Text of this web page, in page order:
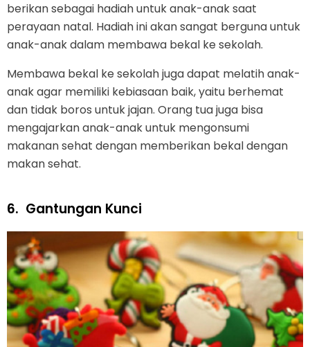
berikan sebagai hadiah untuk anak-anak saat
perayaan natal. Hadiah ini akan sangat berguna untuk
anak-anak dalam membawa bekal ke sekolah.
Membawa bekal ke sekolah juga dapat melatih anak-
anak agar memiliki kebiasaan baik, yaitu berhemat
dan tidak boros untuk jajan. Orang tua juga bisa
mengajarkan anak-anak untuk mengonsumi
makanan sehat dengan memberikan bekal dengan
makan sehat.
6. Gantungan Kunci